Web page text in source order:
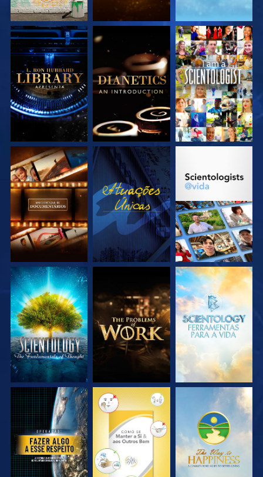
EXPLORE A SÉRIE EXPLORE A SÉRIE VEJA
EXPLORE A SÉRIE VEJA EXPLORE A SÉRIE
EXPLORE A SÉRIE EXPLORE A SÉRIE EXPLORE A SÉRIE
VEJA VEJA VEJA